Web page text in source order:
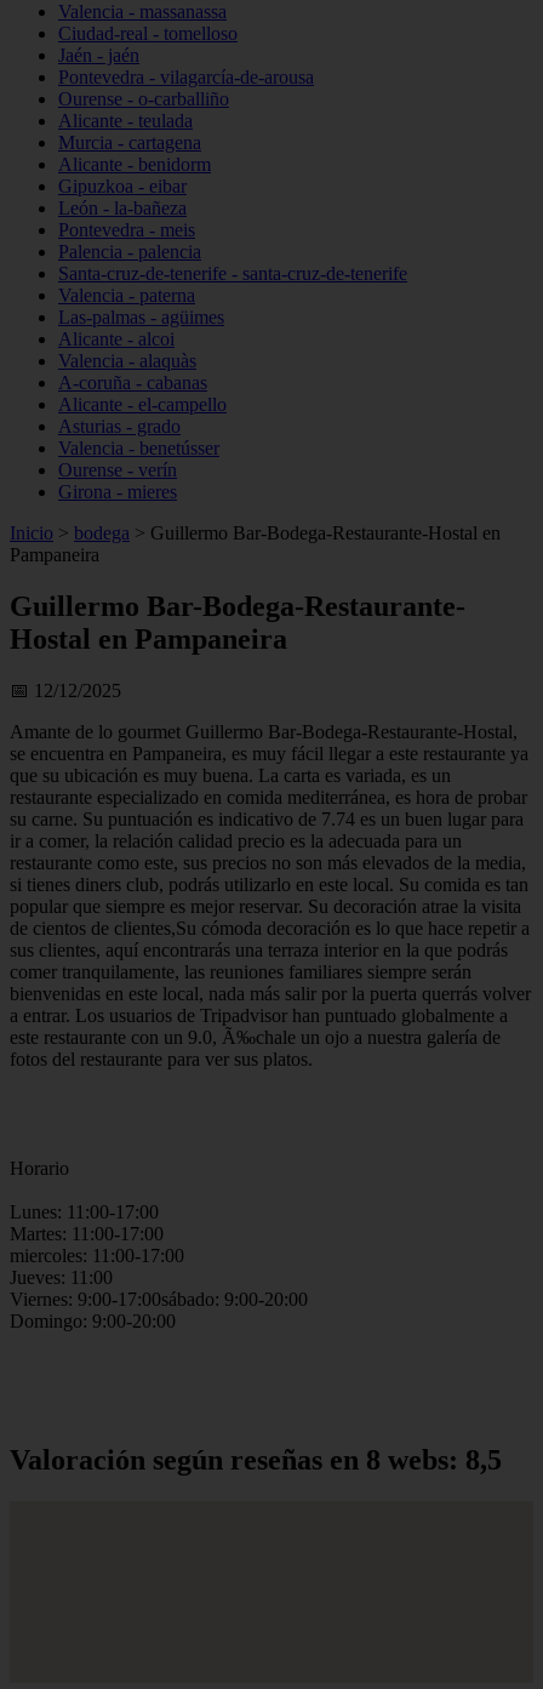
Valencia - massanassa
Ciudad-real - tomelloso
Jaén - jaén
Pontevedra - vilagarcía-de-arousa
Ourense - o-carballiño
Alicante - teulada
Murcia - cartagena
Alicante - benidorm
Gipuzkoa - eibar
León - la-bañeza
Pontevedra - meis
Palencia - palencia
Santa-cruz-de-tenerife - santa-cruz-de-tenerife
Valencia - paterna
Las-palmas - agüimes
Alicante - alcoi
Valencia - alaquàs
A-coruña - cabanas
Alicante - el-campello
Asturias - grado
Valencia - benetússer
Ourense - verín
Girona - mieres
Inicio > bodega > Guillermo Bar-Bodega-Restaurante-Hostal en
Pampaneira
Guillermo Bar-Bodega-Restaurante-
Hostal en Pampaneira
📅 12/12/2025
Amante de lo gourmet Guillermo Bar-Bodega-Restaurante-Hostal,
se encuentra en Pampaneira, es muy fácil llegar a este restaurante ya
que su ubicación es muy buena. La carta es variada, es un
restaurante especializado en comida mediterránea, es hora de probar
su carne. Su puntuación es indicativo de 7.74 es un buen lugar para
ir a comer, la relación calidad precio es la adecuada para un
restaurante como este, sus precios no son más elevados de la media,
si tienes diners club, podrás utilizarlo en este local. Su comida es tan
popular que siempre es mejor reservar. Su decoración atrae la visita
de cientos de clientes,Su cómoda decoración es lo que hace repetir a
sus clientes, aquí encontrarás una terraza interior en la que podrás
comer tranquilamente, las reuniones familiares siempre serán
bienvenidas en este local, nada más salir por la puerta querrás volver
a entrar. Los usuarios de Tripadvisor han puntuado globalmente a
este restaurante con un 9.0, Ã‰chale un ojo a nuestra galería de
fotos del restaurante para ver sus platos.
Horario
Lunes: 11:00-17:00
Martes: 11:00-17:00
miercoles: 11:00-17:00
Jueves: 11:00
Viernes: 9:00-17:00sábado: 9:00-20:00
Domingo: 9:00-20:00
Valoración según reseñas en 8 webs: 8,5